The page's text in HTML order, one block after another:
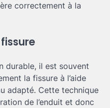
correctement à la
durable, il est souvent
la fissure à l’aide
adapté. Cette technique
de l’enduit et donc